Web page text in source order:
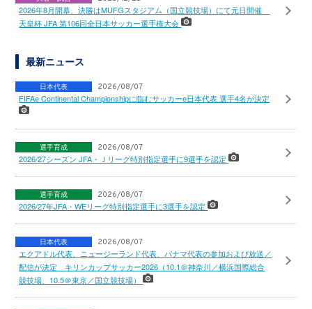
2026年8月開幕、決勝はMUFGスタジアム（国立競技場）にて元日開催
天皇杯 JFA 第106回全日本サッカー選手権大会
最新ニュース
日本代表 2026/08/07
FIFAe Continental Championshipに臨むサッカーe日本代表 選手4名が決定
選手育成 2026/08/07
2026/27シーズン JFA・Ｊリーグ特別指定選手に9選手を認定
選手育成 2026/08/07
2026/27年JFA・WEリーグ特別指定選手に3選手を認定
日本代表 2026/08/07
エクアドル代表、ニュージーランド代表、パナマ代表の参加および放送／
配信が決定 キリンカップサッカー2026（10.1＠神奈川／横浜国際総合
競技場、10.5＠東京／国立競技場）